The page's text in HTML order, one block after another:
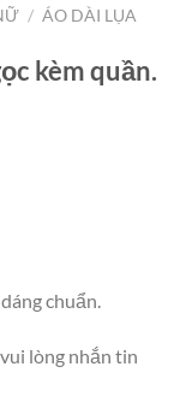
/ ÁO DÀI LỤA
kèm quần.
chuẩn.
lòng nhắn tin